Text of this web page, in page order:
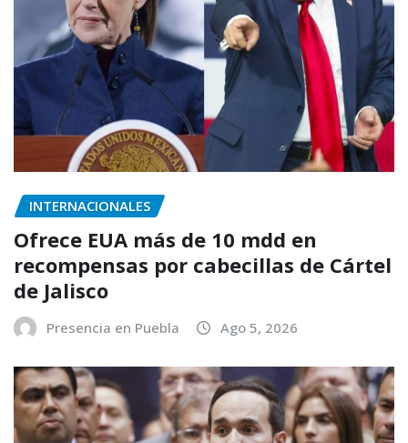
INTERNACIONALES
Ofrece EUA más de 10 mdd en
recompensas por cabecillas de Cártel
de Jalisco
Presencia en Puebla Ago 5, 2026